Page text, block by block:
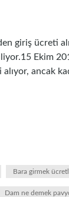
giriş ücreti
Ekim
ancak
Bara girmek
Dam ne demek